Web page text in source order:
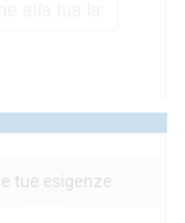
tue esigenze.